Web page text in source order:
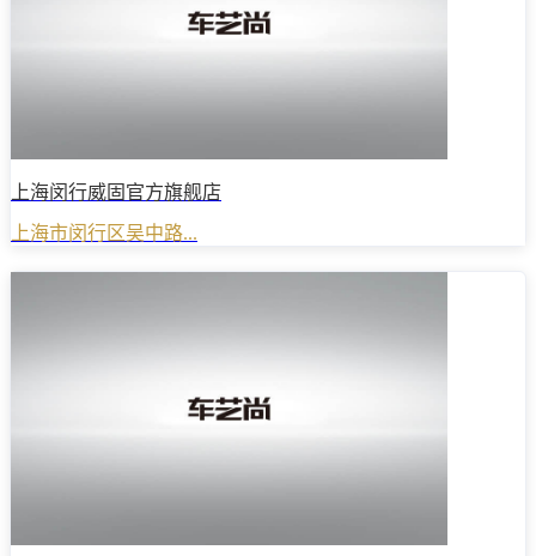
上海闵行威固官方旗舰店
上海市闵行区吴中路...